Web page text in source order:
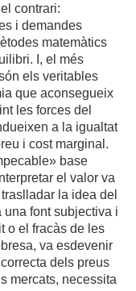
contrari:
i demandes
matemàtics
I, el més
els veritables
que aconsegueix
les forces del
a la igualtat
i cost marginal.
base
el valor va
la idea del
una font subjectiva i
o el fracàs de les
va esdevenir
dels preus
mercats, necessita